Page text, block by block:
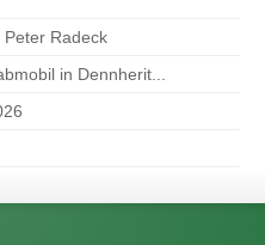
Radeck
in Dennherit...